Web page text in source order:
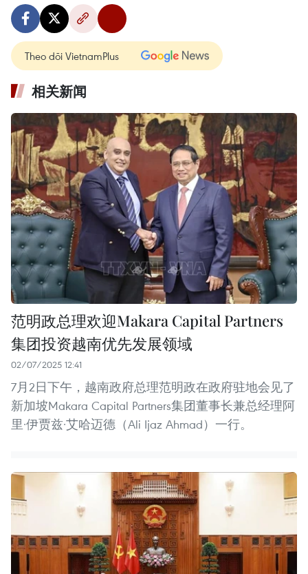
Theo dõi VietnamPlus
相关新闻
范明政总理欢迎Makara Capital Partners
集团投资越南优先发展领域
02/07/2025 12:41
7月2日下午，越南政府总理范明政在政府驻地会见了
新加坡Makara Capital Partners集团董事长兼总经理阿
里·伊贾兹·艾哈迈德（Ali Ijaz Ahmad）一行。